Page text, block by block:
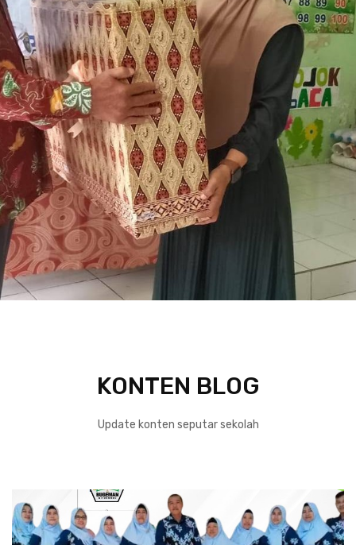
KONTEN BLOG
Update konten seputar sekolah